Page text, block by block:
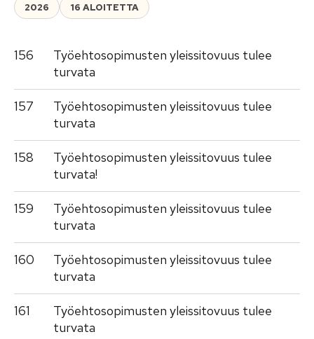
2026 16 ALOITETTA
156
Työehtosopimusten yleissitovuus tulee
turvata
157
Työehtosopimusten yleissitovuus tulee
turvata
158
Työehtosopimusten yleissitovuus tulee
turvata!
159
Työehtosopimusten yleissitovuus tulee
turvata
160
Työehtosopimusten yleissitovuus tulee
turvata
161
Työehtosopimusten yleissitovuus tulee
turvata